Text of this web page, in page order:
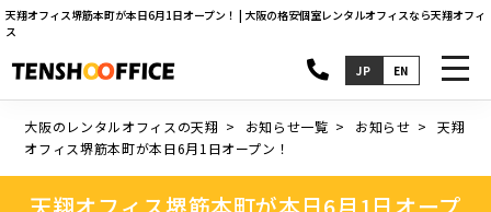
天翔オフィス堺筋本町が本日6月1日オープン！ | 大阪の格安個室レンタルオフィスなら天翔オフィ
ス
JP EN
大阪のレンタルオフィスの天翔 お知らせ一覧 お知らせ
天翔
オフィス堺筋本町が本日6月1日オープン！